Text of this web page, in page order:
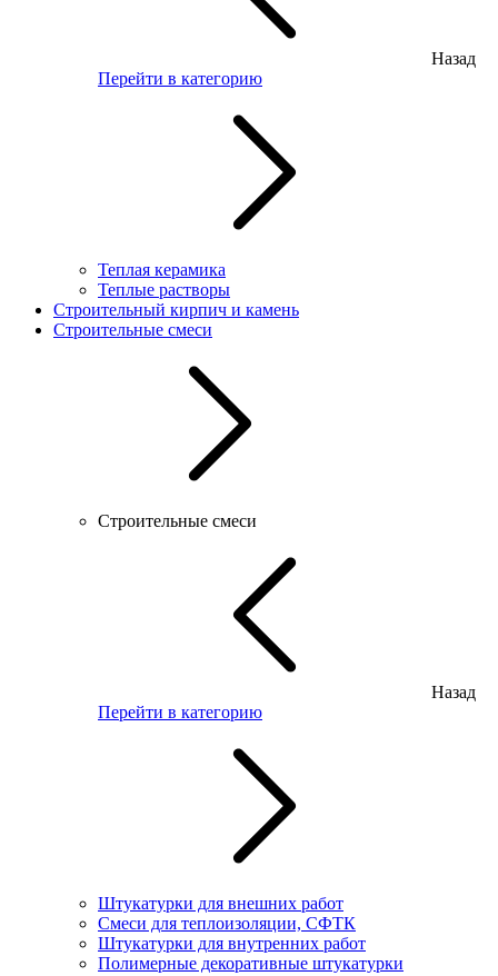
Назад
Перейти в категорию
Теплая керамика
Теплые растворы
Строительный кирпич и камень
Строительные смеси
Строительные смеси
Назад
Перейти в категорию
Штукатурки для внешних работ
Смеси для теплоизоляции, СФТК
Штукатурки для внутренних работ
Полимерные декоративные штукатурки